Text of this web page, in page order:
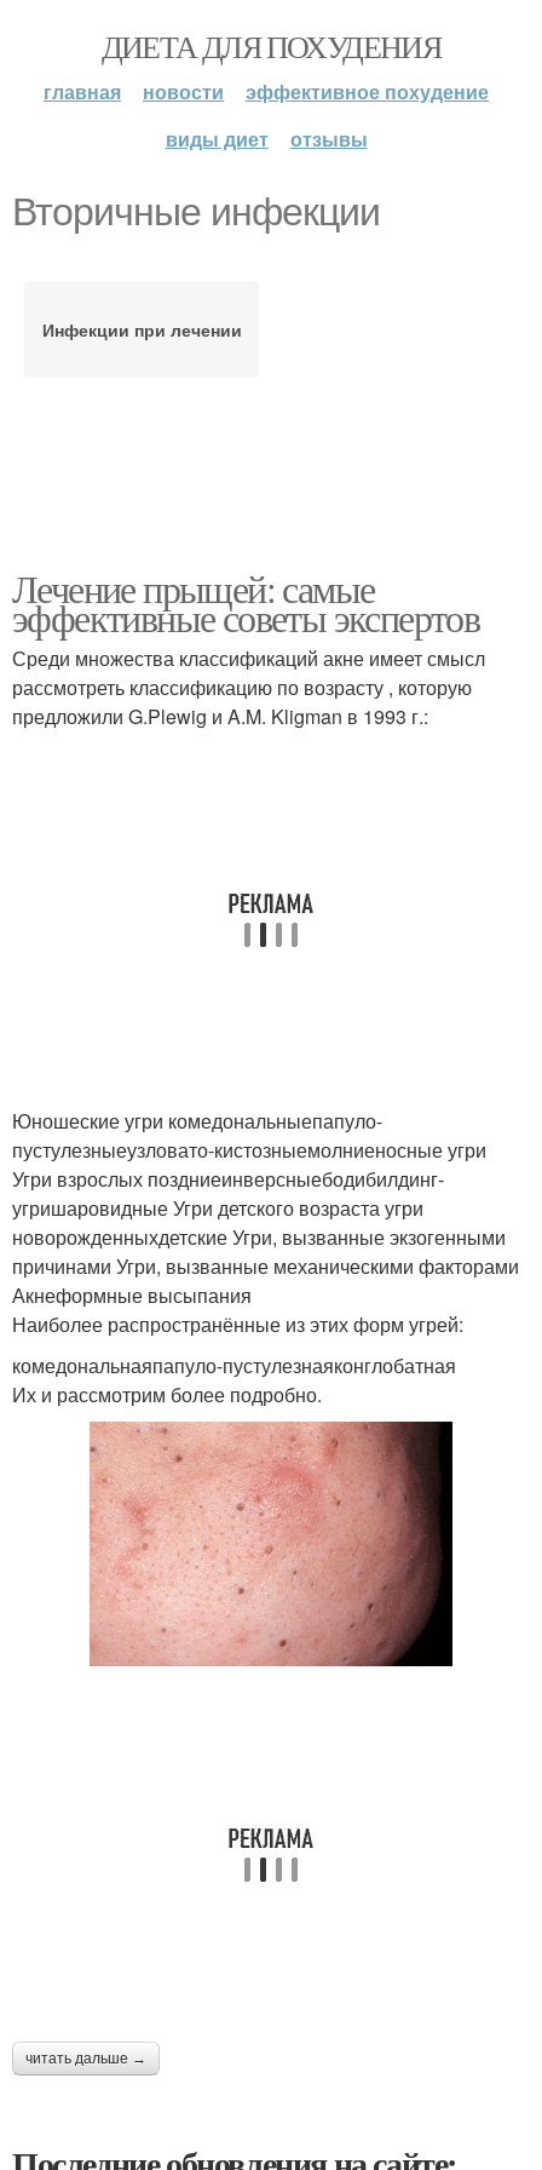
ДИЕТА ДЛЯ ПОХУДЕНИЯ
главная новости
эффективное похудение
виды диет
отзывы
Вторичные инфекции
Инфекции при лечении
Лечение прыщей: самые
эффективные советы экспертов
Среди множества классификаций акне имеет смысл
рассмотреть классификацию по возрасту , которую
предложили G.Plewig и A.M. Kligman в 1993 г.:
Юношеские угри комедональныепапуло-
пустулезныеузловато-кистозныемолниеносные угри
Угри взрослых поздниеинверсныебодибилдинг-
угришаровидные Угри детского возраста угри
новорожденныхдетские Угри, вызванные экзогенными
причинами Угри, вызванные механическими факторами
Акнеформные высыпания
Наиболее распространённые из этих форм угрей:
комедональнаяпапуло-пустулезнаяконглобатная
Их и рассмотрим более подробно.
читать дальше →